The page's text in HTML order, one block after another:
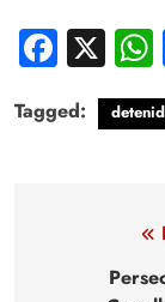
X
Tagged: